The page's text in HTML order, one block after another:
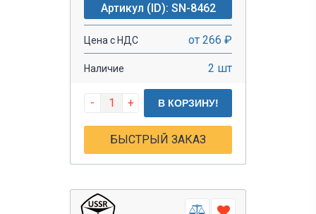
Артикул (ID): SN-8462
Цена с НДС от 266 ₽
Наличие 2 шт
- + В КОРЗИНУ!
БЫСТРЫЙ ЗАКАЗ